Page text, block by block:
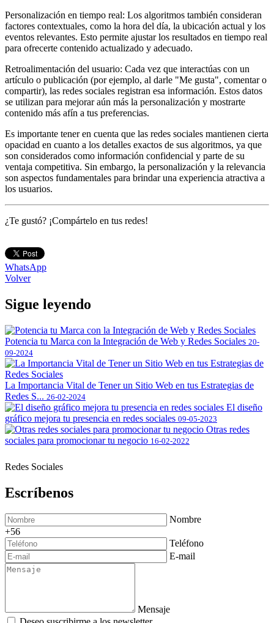
Personalización en tiempo real: Los algoritmos también consideran
factores contextuales, como la hora del día, la ubicación actual y los
eventos relevantes. Esto permite ajustar los resultados en tiempo real
para ofrecerte contenido actualizado y adecuado.
Retroalimentación del usuario: Cada vez que interactúas con un
artículo o publicación (por ejemplo, al darle "Me gusta", comentar o
compartir), las redes sociales registran esa información. Estos datos
se utilizan para mejorar aún más la personalización y mostrarte
contenido más afín a tus preferencias.
Es importante tener en cuenta que las redes sociales mantienen cierta
opacidad en cuanto a los detalles exactos de sus algoritmos, ya que
son considerados como información confidencial y parte de su
ventaja competitiva. Sin embargo, la personalización y la relevancia
son aspectos fundamentales para brindar una experiencia atractiva a
los usuarios.
¿Te gustó? ¡Compártelo en tus redes!
WhatsApp
Volver
Sigue leyendo
Potencia tu Marca con la Integración de Web y Redes Sociales 20-
09-2024
La Importancia Vital de Tener un Sitio Web en tus Estrategias de
Redes S... 26-02-2024
El diseño
gráfico mejora tu presencia en redes sociales 09-05-2023
Otras redes
sociales para promocionar tu negocio 16-02-2022
Redes Sociales
Escríbenos
Nombre
+56
Teléfono
E-mail
Mensaje